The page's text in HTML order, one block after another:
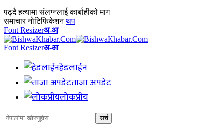
पढ्दै हत्यामा संलग्नलाई कार्बाहीको माग
समाचार नोटिफिकेशन थप
Font Resizerअ-आ
Font Resizerअ-आ
हेडलाईन
ताजा अपडेट
लोकप्रीय